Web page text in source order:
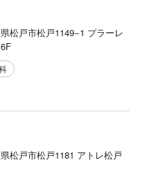
松戸市松戸1149−1 プラーレ
松戸市松戸1181 アトレ松戸